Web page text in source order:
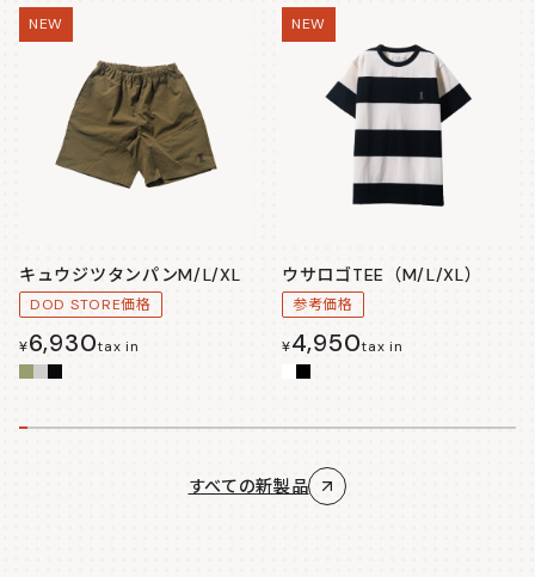
NEW
キュウジツタンパンM/L/XL
DOD STORE価格
¥6,930tax in
NEW
ウサロゴTEE（M/L/XL）
参考価格
¥4,950tax in
すべての新製品